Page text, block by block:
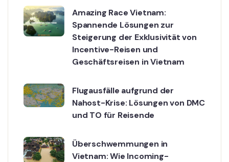
Amazing Race Vietnam:
Spannende Lösungen zur
Steigerung der Exklusivität von
Incentive-Reisen und
Geschäftsreisen in Vietnam
Flugausfälle aufgrund der
Nahost-Krise: Lösungen von DMC
und TO für Reisende
Überschwemmungen in
Vietnam: Wie Incoming-